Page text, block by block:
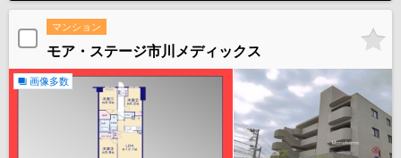
マンション
モア・ステージ市川メディックス
画像多数